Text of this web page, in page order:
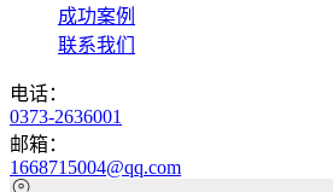
成功案例
联系我们
电话：
0373-2636001
邮箱：
1668715004@qq.com